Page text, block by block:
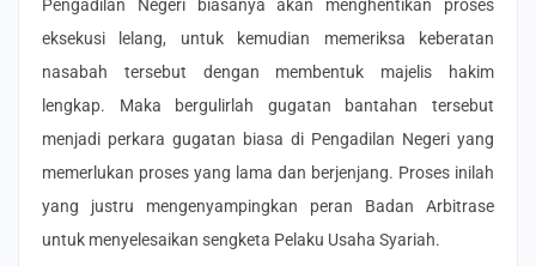
Pengadilan Negeri biasanya akan menghentikan proses
eksekusi lelang, untuk kemudian memeriksa keberatan
nasabah tersebut dengan membentuk majelis hakim
lengkap. Maka bergulirlah gugatan bantahan tersebut
menjadi perkara gugatan biasa di Pengadilan Negeri yang
memerlukan proses yang lama dan berjenjang. Proses inilah
yang justru mengenyampingkan peran Badan Arbitrase
untuk menyelesaikan sengketa Pelaku Usaha Syariah.